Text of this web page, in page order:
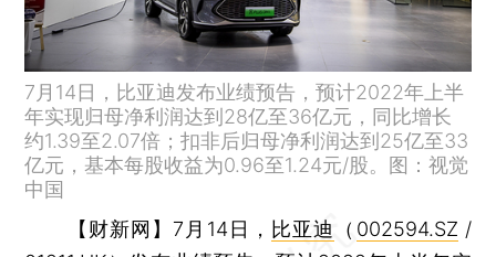
7月14日，比亚迪发布业绩预告，预计2022年上半
年实现归母净利润达到28亿至36亿元，同比增长
约1.39至2.07倍；扣非后归母净利润达到25亿至33
亿元，基本每股收益为0.96至1.24元/股。图：视觉
中国
【财新网】 7月14日， 比亚迪 （ 002594.SZ /